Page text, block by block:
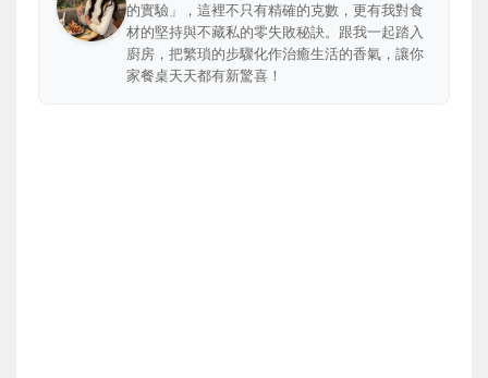
的實驗」，這裡不只有精確的克數，更有我對食
材的堅持與不藏私的零失敗秘訣。跟我一起踏入
廚房，把繁瑣的步驟化作治癒生活的香氣，讓你
家餐桌天天都有新驚喜！